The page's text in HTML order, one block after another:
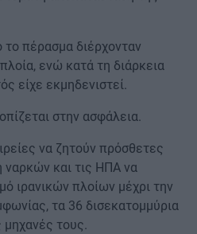
πέρασμα διέρχονταν
ενώ κατά τη διάρκεια
είχε εκμηδενιστεί.
στην ασφάλεια.
να ζητούν πρόσθετες
ναρκών και τις ΗΠΑ να
ιρανικών πλοίων μέχρι την
τα 36 δισεκατομμύρια
μηχανές τους.